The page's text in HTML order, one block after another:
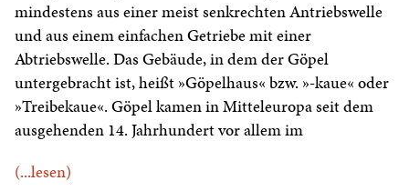
mindestens aus einer meist senkrechten Antriebswelle
und aus einem einfachen Getriebe mit einer
Abtriebswelle. Das Gebäude, in dem der Göpel
untergebracht ist, heißt »Göpelhaus« bzw. »-kaue« oder
»Treibekaue«. Göpel kamen in Mitteleuropa seit dem
ausgehenden 14. Jahrhundert vor allem im
(...lesen)